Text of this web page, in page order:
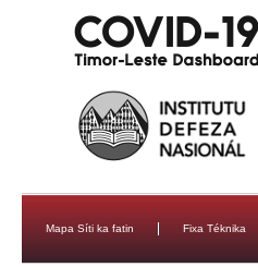
Mapa Síti ka fatin Fixa Téknika